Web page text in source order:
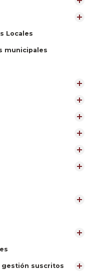
Locales
municipales
gestión suscritos